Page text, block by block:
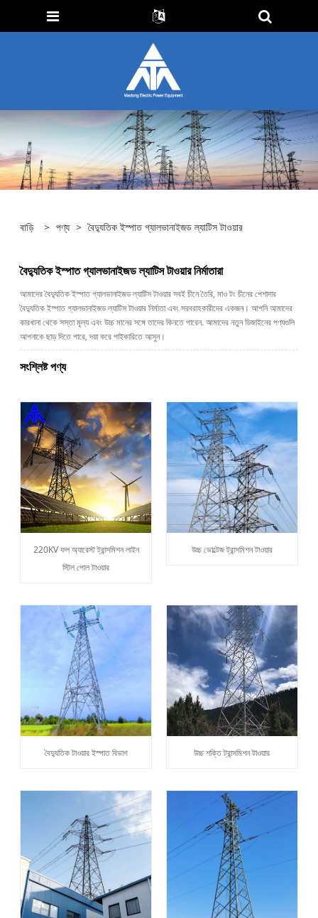
বাড়ি > পণ্য > বৈদ্যুতিক ইস্পাত গ্যালভানাইজড ল্যাটিস টাওয়ার
বৈদ্যুতিক ইস্পাত গ্যালভানাইজড ল্যাটিস টাওয়ার নির্মাতারা
আমাদের বৈদ্যুতিক ইস্পাত গ্যালভানাইজড ল্যাটিস টাওয়ার সবই চীনে তৈরি, মাও টং চীনের পেশাদার
বৈদ্যুতিক ইস্পাত গ্যালভানাইজড ল্যাটিস টাওয়ার নির্মাতা এবং সরবরাহকারীদের একজন। আপনি আমাদের
কারখানা থেকে সস্তা মূল্য এবং উচ্চ মানের সঙ্গে তাদের কিনতে পারেন. আমাদের নতুন ডিজাইনের পণ্যগুলি
আপনাকে ছাড় দিতে পারে, দয়া করে পাইকারিতে আসুন।
সংশ্লিষ্ট পণ্য
220KV ফল অ্যারেস্ট ট্রান্সমিশন লাইন
স্টিল পোল টাওয়ার
উচ্চ ভোল্টেজ ট্রান্সমিশন টাওয়ার
বৈদ্যুতিক টাওয়ার ইস্পাত বিভাগ উচ্চ শক্তি ট্রান্সমিশন টাওয়ার